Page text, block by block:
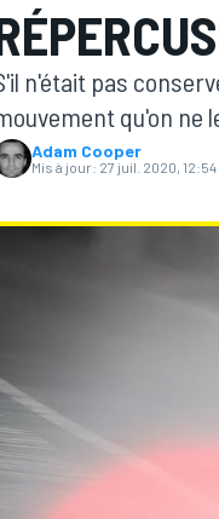
n'était pas
qu'on ne
Adam Cooper
Mis à jour: 27 juil. 2020, 12:54